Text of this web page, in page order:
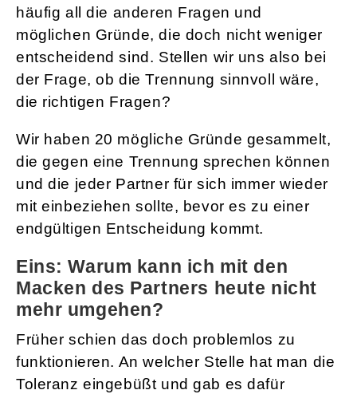
häufig all die anderen Fragen und
möglichen Gründe, die doch nicht weniger
entscheidend sind. Stellen wir uns also bei
der Frage, ob die Trennung sinnvoll wäre,
die richtigen Fragen?
Wir haben 20 mögliche Gründe gesammelt,
die gegen eine Trennung sprechen können
und die jeder Partner für sich immer wieder
mit einbeziehen sollte, bevor es zu einer
endgültigen Entscheidung kommt.
Eins: Warum kann ich mit den
Macken des Partners heute nicht
mehr umgehen?
Früher schien das doch problemlos zu
funktionieren. An welcher Stelle hat man die
Toleranz eingebüßt und gab es dafür